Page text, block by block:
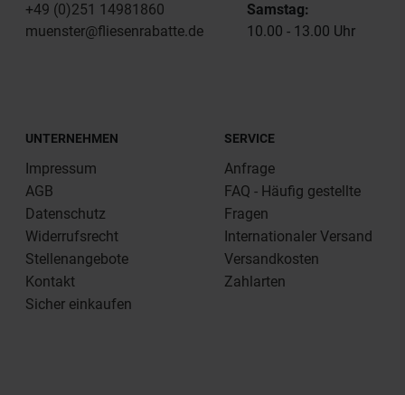
+49 (0)251 14981860
muenster@fliesenrabatte.de
Samstag:
10.00 - 13.00 Uhr
UNTERNEHMEN
Impressum
AGB
Datenschutz
Widerrufsrecht
Stellenangebote
Kontakt
Sicher einkaufen
SERVICE
Anfrage
FAQ - Häufig gestellte
Fragen
Internationaler Versand
Versandkosten
Zahlarten